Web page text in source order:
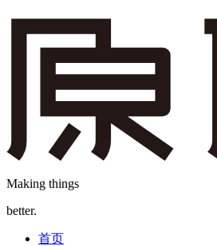
Making things
better.
首页